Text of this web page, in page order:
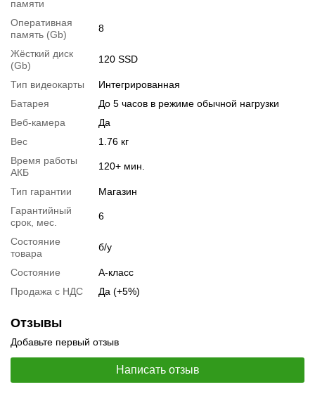
Спецификация, тесты и технические отчеты
Спецификация процессора:
Отслеживать в Instagram
Отслеживать на Facebook
памяти
Оперативная
память (Gb)
8
Жёсткий диск
(Gb)
120 SSD
Тип видеокарты
Интегрированная
Батарея
До 5 часов в режиме обычной нагрузки
Веб-камера
Да
Вес
1.76 кг
Время работы
АКБ
120+ мин.
Тип гарантии
Магазин
Гарантийный
срок, мес.
6
Состояние
товара
б/у
Состояние
А-класс
Продажа с НДС
Да (+5%)
Отзывы
Добавьте первый отзыв
Написать отзыв